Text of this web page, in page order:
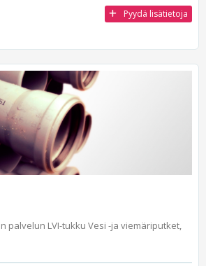
Pyydä lisätietoja
palvelun LVI-tukku Vesi -ja viemäriputket,